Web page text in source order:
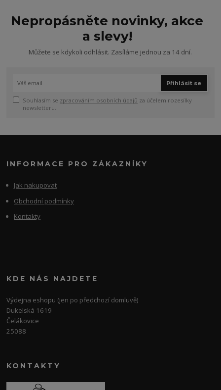
Nepropásněte novinky, akce
a slevy!
Můžete se kdykoli odhlásit. Zasíláme jednou za 14 dní.
Přihlásit se
Souhlasím se zpracováním osobních údajů za účelem rozesílky
newsletteru.
INFORMACE PRO ZÁKAZNÍKY
Jak nakupovat
Obchodní podmínky
Kontakty
KDE NÁS NAJDETE
Výdejna eshopu (jen po předchozí domluvě)
Dukelská 1619
Čelákovice
25088
KONTAKTY